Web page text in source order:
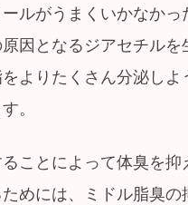
ルがうまくいかなか
因となるジアセチル
よりたくさん分泌し
。
ことによって体臭を抑
めには、ミドル脂臭